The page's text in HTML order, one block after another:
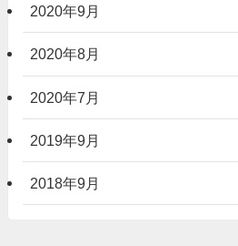
2020年9月
2020年8月
2020年7月
2019年9月
2018年9月